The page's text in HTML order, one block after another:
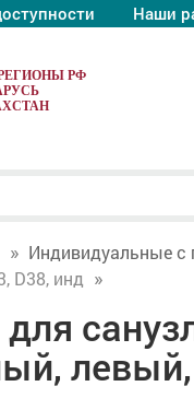
Наши
Индивидуальные
D38, инд